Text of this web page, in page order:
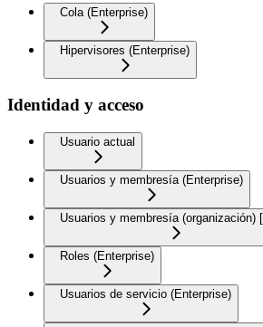
Cola (Enterprise)
Hipervisores (Enterprise)
Identidad y acceso
Usuario actual
Usuarios y membresía (Enterprise)
Usuarios y membresía (organización)
Roles (Enterprise)
Usuarios de servicio (Enterprise)